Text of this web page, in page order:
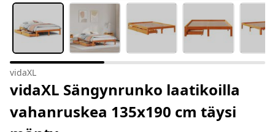
vidaXL
vidaXL Sängynrunko laatikoilla
vahanruskea 135x190 cm täysi